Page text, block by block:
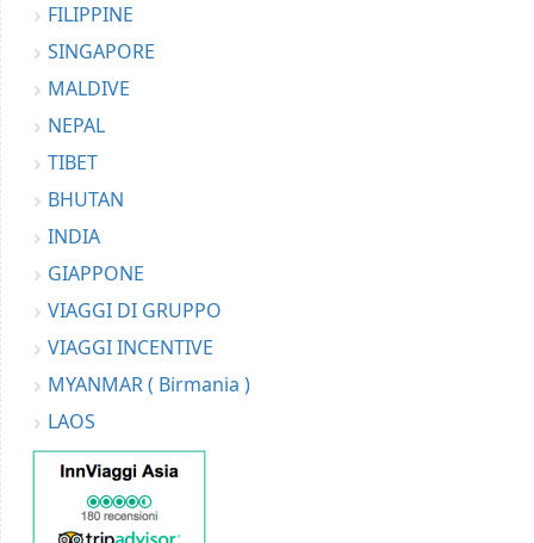
FILIPPINE
SINGAPORE
MALDIVE
NEPAL
TIBET
BHUTAN
INDIA
GIAPPONE
VIAGGI DI GRUPPO
VIAGGI INCENTIVE
MYANMAR ( Birmania )
LAOS